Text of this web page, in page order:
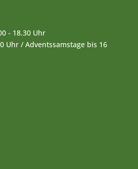
- 18.30 Uhr
Uhr / Adventssamstage bis 16